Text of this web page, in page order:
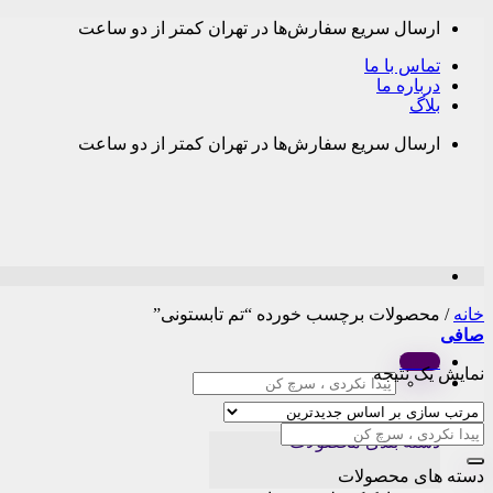
Skip
content
ارسال سریع سفارش‌ها در تهران کمتر از دو ساعت
تماس با ما
درباره ما
بلاگ
ارسال سریع سفارش‌ها در تهران کمتر از دو ساعت
Menu
جستجو
برای:
دسته بندی محصولات
خانه / محصولات برچسب خورده “تم تابستونی”
صافی
نمایش یک نتیجه
دسته های محصولات